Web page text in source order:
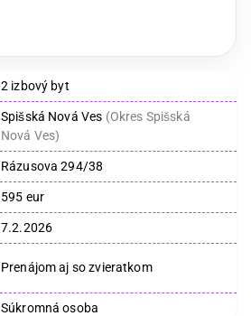
2 izbový byt
Spišská Nová Ves (Okres Spišská
Nová Ves)
Rázusova 294/38
595 eur
7.2.2026
Prenájom aj so zvieratkom
Súkromná osoba